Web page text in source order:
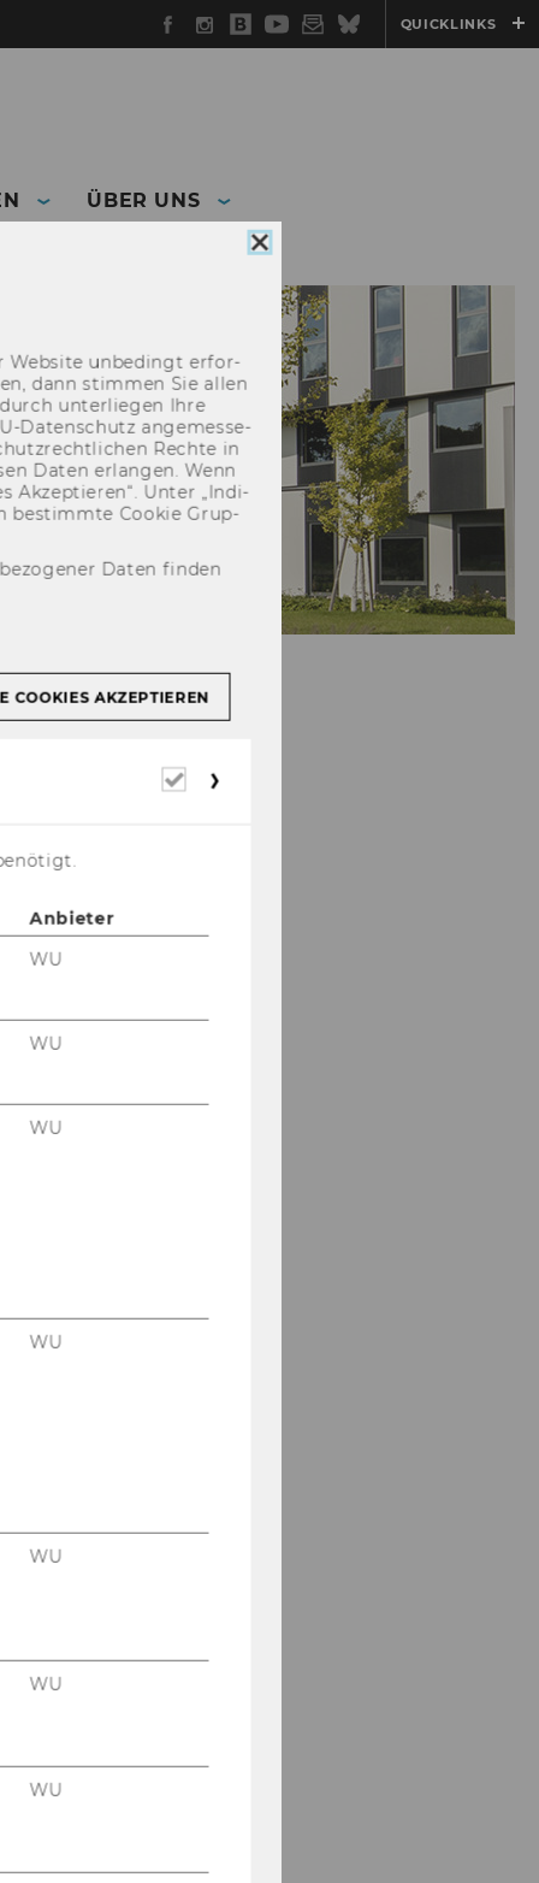
Facebook
Instagram
WU
Blog
YouTube
Newsletter
BlueskyQUICKLINKS
ÜBER UNS
Cookie
schließen
Web­site un­be­dingt er­for­
dann stim­men Sie allen
un­ter­lie­gen Ihre
​Datenschutz an­ge­mes­se­
Rech­te in
Daten er­lan­gen. Wenn
Ak­zep­tie­ren“. Unter „In­di­
be­stimm­te Coo­kie Grup­
Daten finden
COOKIES AKZEPTIEREN
Erforderliche
Anbieter
WU
WU
WU
WU
WU
WU
WU